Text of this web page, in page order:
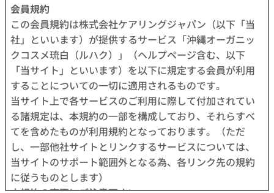
会員規約
この会員規約は株式会社ケアリングジャパン（以下「当
社」といいます）が提供するサービス「沖縄オーガニッ
クコスメ琉白（ルハク）」（ヘルプページ含む、以下
「当サイト」といいます）を以下に規定する会員が利用
することについての一切に適用されるものです。
当サイト上で各サービスのご利用に際して付加されてい
る諸規定は、本規約の一部を構成しており、それらすべ
てを含めたものが利用規約となっております。（ただ
し、一部他社サイトとリンクするサービスについては、
当サイトのサポート範囲外となる為、各リンク先の規約
に従うものとします）